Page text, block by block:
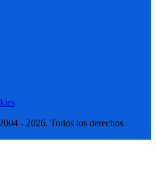
- 2026. Todos los derechos